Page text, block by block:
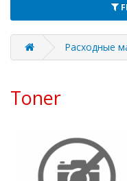
Расходные
Toner